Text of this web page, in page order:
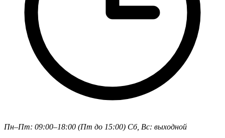
Пн–Пт: 09:00–18:00 (Пт до 15:00) Сб, Вс: выходной